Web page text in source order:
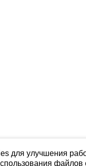
для улучшения
файлов